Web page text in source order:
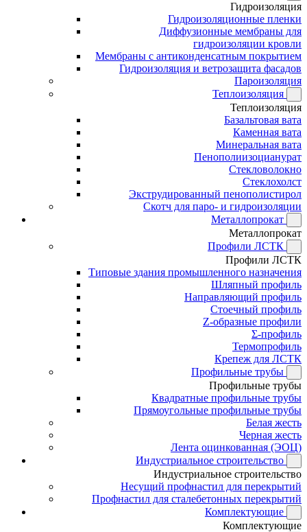
Гидроизоляция
Гидроизоляционные пленки
Диффузионные мембраны для
гидроизоляции кровли
Мембраны с антиконденсатным покрытием
Гидроизоляция и ветрозащита фасадов
Пароизоляция
Теплоизоляция
Теплоизоляция
Базальтовая вата
Каменная вата
Минеральная вата
Пенополиизоцианурат
Стекловолокно
Стеклохолст
Экструдированный пенополистирол
Скотч для паро- и гидроизоляции
Металлопрокат
Металлопрокат
Профили ЛСТК
Профили ЛСТК
Типовые здания промышленного назначения
Шляпный профиль
Направляющий профиль
Стоечный профиль
Z-образные профили
Σ-профиль
Термопрофиль
Крепеж для ЛСТК
Профильные трубы
Профильные трубы
Квадратные профильные трубы
Прямоугольные профильные трубы
Белая жесть
Черная жесть
Лента оцинкованная (ЭОЦ)
Индустриальное строительство
Индустриальное строительство
Несущий профнастил для перекрытий
Профнастил для сталебетонных перекрытий
Комплектующие
Комплектующие